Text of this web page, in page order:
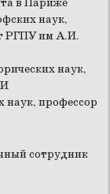
в Париже
наук,
РГПУ им А.И.
наук,
наук, профессор
сотрудник